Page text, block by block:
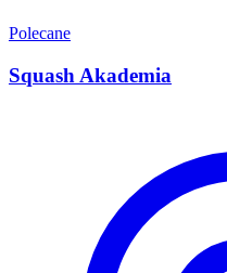
Polecane
Squash Akademia